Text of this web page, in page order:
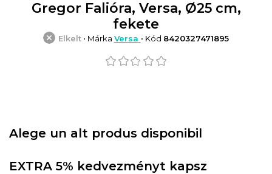
Gregor Falióra, Versa, Ø25 cm,
fekete
Elkelt• Márka Versa • Kód 8420327471895
Alege un alt produs disponibil
EXTRA 5% kedvezményt kapsz